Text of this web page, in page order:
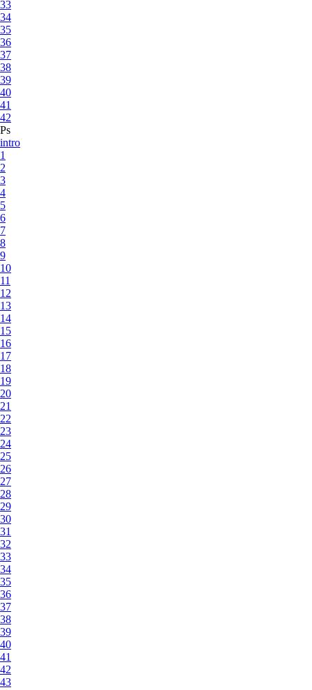
33
34
35
36
37
38
39
40
41
42
Ps
intro
1
2
3
4
5
6
7
8
9
10
11
12
13
14
15
16
17
18
19
20
21
22
23
24
25
26
27
28
29
30
31
32
33
34
35
36
37
38
39
40
41
42
43